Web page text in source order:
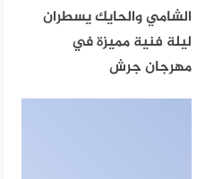
الشامي والحايك يسطران
ليلة فنية مميزة في
مهرجان جرش